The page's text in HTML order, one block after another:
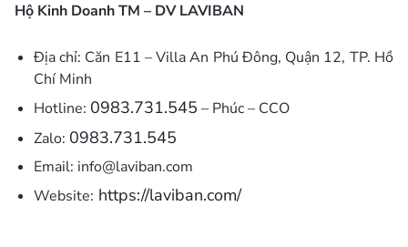
Hộ Kinh Doanh TM – DV LAVIBAN
Địa chỉ: Căn E11 – Villa An Phú Đông, Quận 12, TP. Hồ
Chí Minh
Hotline: 0983.731.545 – Phúc – CCO
Zalo: 0983.731.545
Email: info@laviban.com
Website: https://laviban.com/